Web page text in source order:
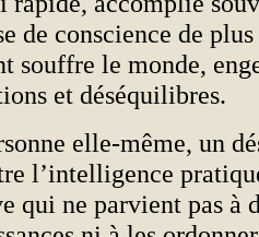
de conscience de
souffre le monde,
et déséquilibres.
elle-même, un
l’intelligence
qui ne parvient pas à